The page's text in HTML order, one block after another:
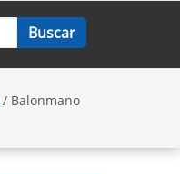
/ Balonmano